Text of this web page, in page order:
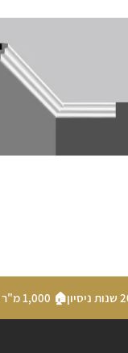
🏠 1,000 מ"ר אולם תצוגה